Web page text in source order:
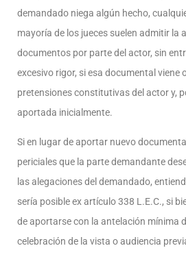
demandado niega algún hecho,
mayoría de los jueces suelen admitir la
documentos por parte del actor, sin
excesivo rigor, si esa documental viene
pretensiones constitutivas del actor y,
aportada inicialmente.
Si en lugar de aportar nuevo
periciales que la parte demandante
las alegaciones del demandado,
sería posible ex artículo 338 L.E.C., si
de aportarse con la antelación mínima
celebración de la vista o audiencia